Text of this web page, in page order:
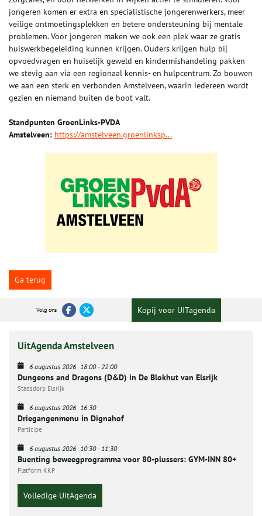
jongeren komen er extra en specialistische jongerenwerkers, meer
veilige ontmoetingsplekken en betere ondersteuning bij mentale
problemen. Voor jongeren maken we ook een plek waar ze gratis
huiswerkbegeleiding kunnen krijgen. Ouders krijgen hulp bij
opvoedvragen en huiselijk geweld en kindermishandeling pakken
we stevig aan via een regionaal kennis- en hulpcentrum. Zo bouwen
we aan een sterk en verbonden Amstelveen, waarin iedereen wordt
gezien en niemand buiten de boot valt.
Standpunten GroenLinks-PVDA
Amstelveen: https://amstelveen.groenlinksp...
Ga terug
Volg ons Kopij voor UITagenda
UitAgenda Amstelveen
6 augustus 2026 18:00-22:00
Dungeons and Dragons (D&D) in De Blokhut van Elsrijk
Stadsdorp Elsrijk
6 augustus 2026 16:30
Driegangenmenu in Dignahof
Participe
6 augustus 2026 10:30-11:30
Buenting beweegprogramma voor 80-plussers: GYM-INN 80+
Platform KKP
Volledige UitAgenda